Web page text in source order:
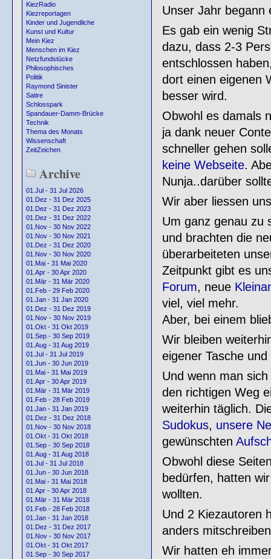
KiezRadio
Kiezreportagen
Kinder und Jugendliche
Kunst und Kultur
Mein Kiez
Menschen im Kiez
Netzfundstücke
Philosophisches
Politik
Raymond Sinister
Satire
Schlosspark
Spandauer-Damm-Brücke
Technik
Thema des Monats
Wissenschaft
ZeitZeichen
Archive
01.Jul - 31 Jul 2026
01.Dez - 31 Dez 2025
01.Dez - 31 Dez 2023
01.Dez - 31 Dez 2022
01.Nov - 30 Nov 2022
01.Nov - 30 Nov 2021
01.Dez - 31 Dez 2020
01.Nov - 30 Nov 2020
01.Mai - 31 Mai 2020
01.Apr - 30 Apr 2020
01.Mär - 31 Mär 2020
01.Feb - 29 Feb 2020
01.Jan - 31 Jan 2020
01.Dez - 31 Dez 2019
01.Nov - 30 Nov 2019
01.Okt - 31 Okt 2019
01.Sep - 30 Sep 2019
01.Aug - 31 Aug 2019
01.Jul - 31 Jul 2019
01.Jun - 30 Jun 2019
01.Mai - 31 Mai 2019
01.Apr - 30 Apr 2019
01.Mär - 31 Mär 2019
01.Feb - 28 Feb 2019
01.Jan - 31 Jan 2019
01.Dez - 31 Dez 2018
01.Nov - 30 Nov 2018
01.Okt - 31 Okt 2018
01.Sep - 30 Sep 2018
01.Aug - 31 Aug 2018
01.Jul - 31 Jul 2018
01.Jun - 30 Jun 2018
01.Mai - 31 Mai 2018
01.Apr - 30 Apr 2018
01.Mär - 31 Mär 2018
01.Feb - 28 Feb 2018
01.Jan - 31 Jan 2018
01.Dez - 31 Dez 2017
01.Nov - 30 Nov 2017
01.Okt - 31 Okt 2017
01.Sep - 30 Sep 2017
Unser Jahr begann
Es gab ein wenig
dazu, dass 2-3
entschlossen
dort einen eigenen
besser wird.
Obwohl es damals
ja dank neuer
schneller gehen
keine Webseite.
Nunja..darüber
Wir aber liessen
Um ganz genau zu
und brachten die
überarbeiteten
Zeitpunkt gibt es
Forum, neue
viel, viel mehr.
Aber, bei einem
Wir bleiben
eigener Tasche
Und wenn man
den richtigen Weg
weiterhin täglich.
Sudokus, unsere
gewünschten
Obwohl diese
bedürfen, hatten
wollten.
Und 2 Kiezautoren
anders
Wir hatten eh